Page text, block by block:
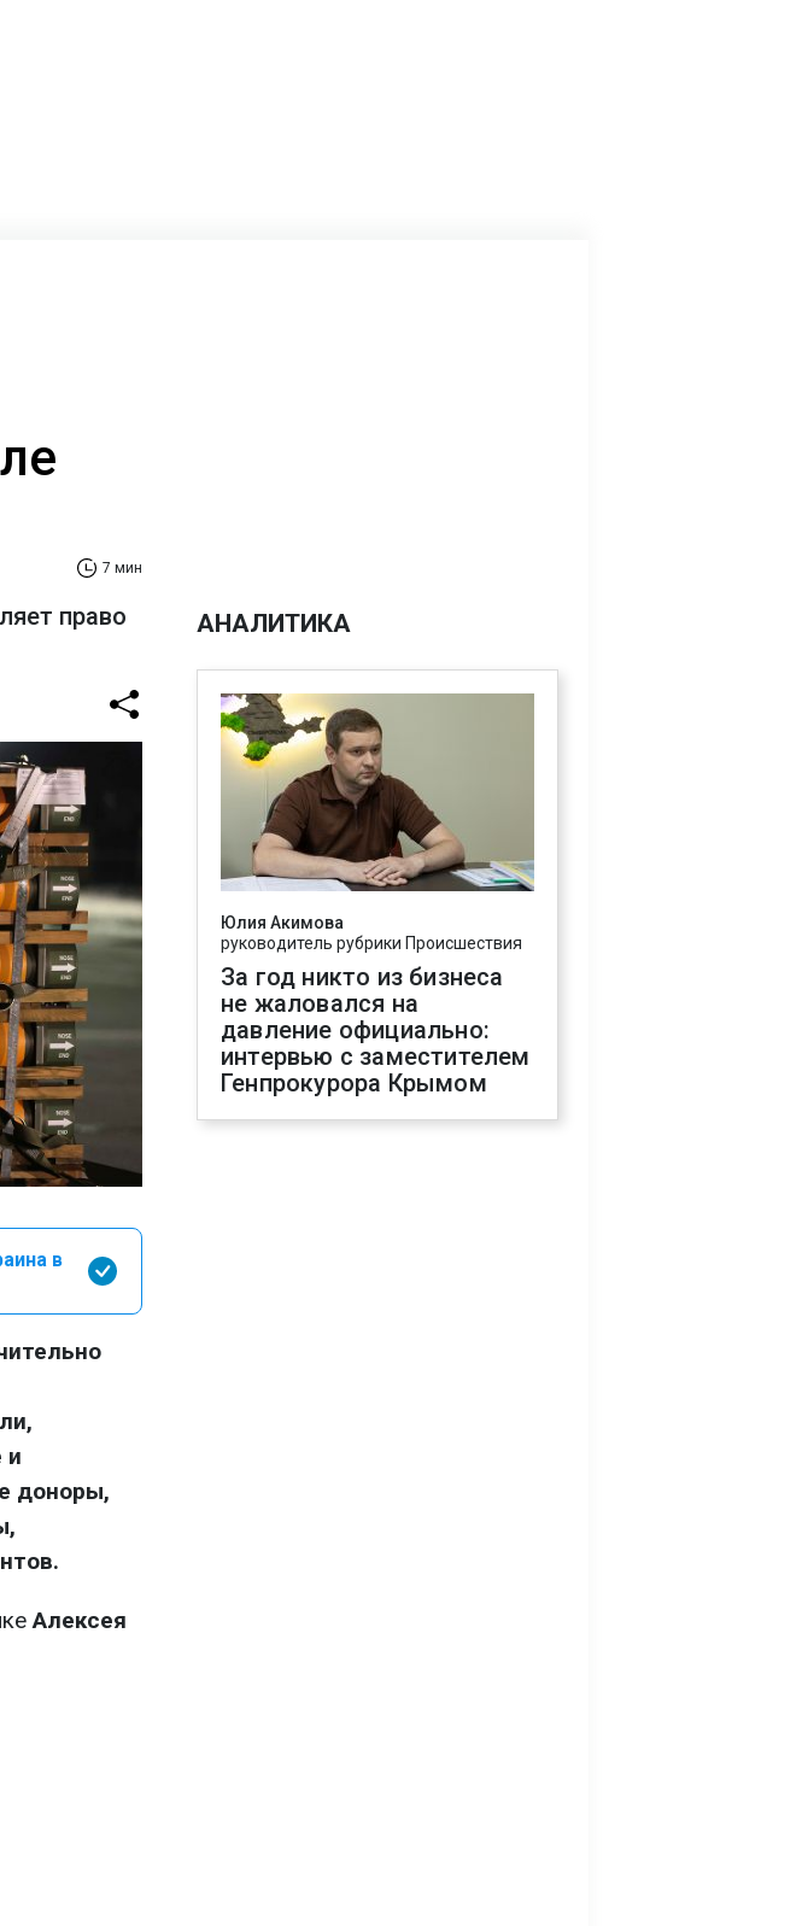
7 мин
право
в
и
доноры,
Алексея
АНАЛИТИКА
Юлия Акимова
руководитель рубрики Происшествия
За год никто из бизнеса
не жаловался на
давление официально:
интервью с заместителем
Генпрокурора Крымом